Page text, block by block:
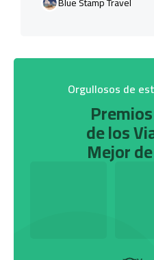
Orgullosos de
de los
Mejor